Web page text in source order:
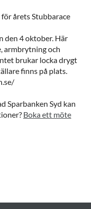
årets Stubbarace
den 4 oktober. Här
armbrytning och
brukar locka drygt
finns på plats.
Sparbanken Syd kan
Boka ett möte